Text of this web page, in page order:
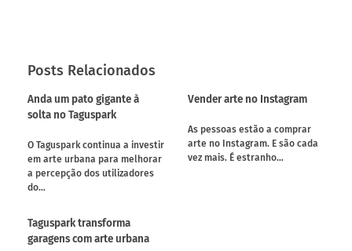
Posts Relacionados
Anda um pato gigante à
solta no Taguspark
O Taguspark continua a investir
em arte urbana para melhorar
a percepção dos utilizadores
do…
Vender arte no Instagram
As pessoas estão a comprar
arte no Instagram. E são cada
vez mais. É estranho…
Taguspark transforma
garagens com arte urbana